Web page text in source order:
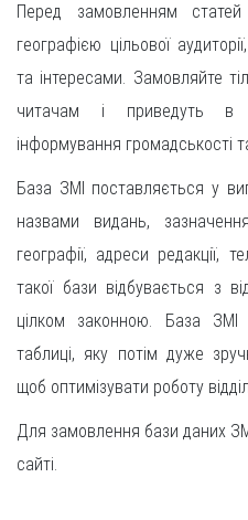
Перед замовленням
географією цільової
та інтересами. Замовляйте
читачам і приведуть в
інформування громадськості
База ЗМІ поставляється у
назвами видань,
географії, адреси редакції,
такої бази відбувається з
цілком законною. База
таблиці, яку потім дуже
щоб оптимізувати роботу
Для замовлення бази даних
сайті.